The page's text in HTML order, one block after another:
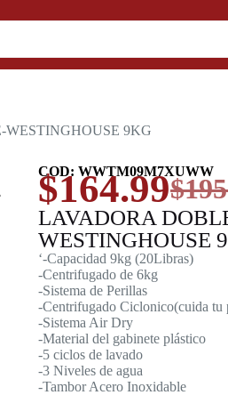
9KG
COD: WWTM09M7XUWW
$
$164.99
LAVADORA
WESTINGHOUSE
‘-Capacidad 9kg (20Libras)
-Centrifugado de 6kg
-Sistema de Perillas
-Centrifugado Ciclonico(cuida tu
-Sistema Air Dry
-Material del gabinete plástico
-5 ciclos de lavado
-3 Niveles de agua
-Tambor Acero Inoxidable